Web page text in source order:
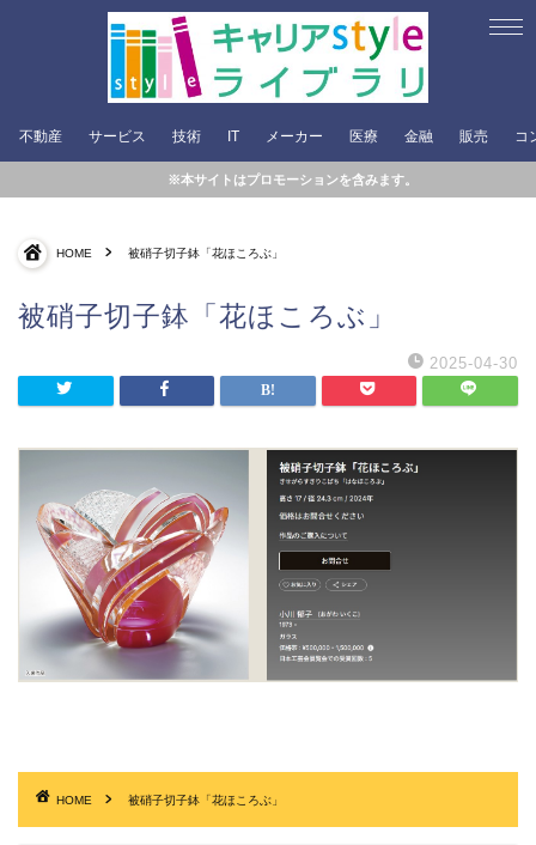
不動産 サービス 技術 IT メーカー 医療 金融 販売 コ
※本サイトはプロモーションを含みます。
HOME 被硝子切子鉢「花ほころぶ」
被硝子切子鉢「花ほころぶ」
2025-04-30
HOME 被硝子切子鉢「花ほころぶ」